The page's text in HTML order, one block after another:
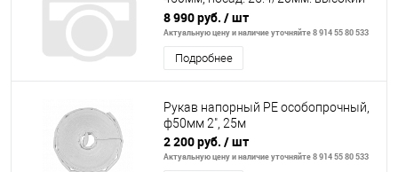
ресурс
8 990 руб. / шт
Актуальную цену и наличие уточняйте 8 914 55 80 533
Подробнее
Рукав напорный PE особопрочный,
ф50мм 2", 25м
2 200 руб. / шт
Актуальную цену и наличие уточняйте 8 914 55 80 533